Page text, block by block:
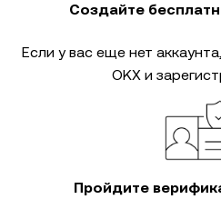
Создайте
Если у вас еще нет
OKX и
Пройдите